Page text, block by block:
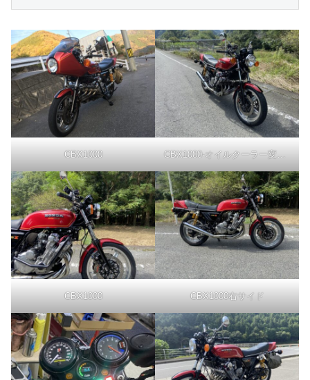
CBX1000 CBX1000-オイルクーラー変更後
CBX1000 CBX1000右サイド